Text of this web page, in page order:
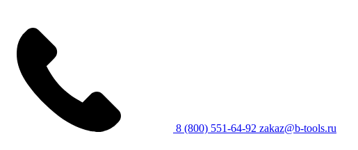
8 (800) 551-64-92 zakaz@b-tools.ru